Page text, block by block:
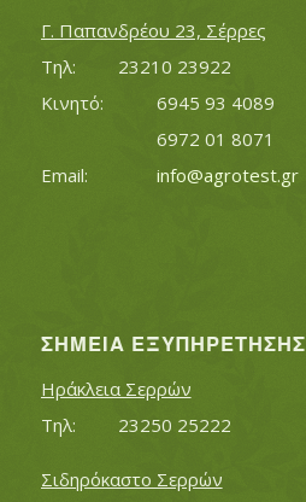
Γ. Παπανδρέου 23, Σέρρες
Τηλ:		23210 23922
Κινητό:		6945 93 4089
			6972 01 8071
info@agrotest.gr
ΣΗΜΕΊΑ ΕΞΥΠΗΡΈΤΗΣΗΣ
Ηράκλεια Σερρών
Τηλ:		23250 25222
Σιδηρόκαστο Σερρών